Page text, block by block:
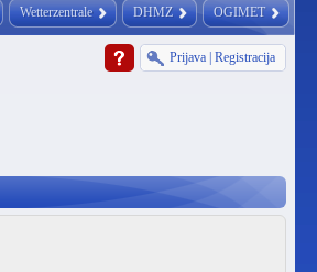
Wetterzentrale DHMZ OGIMET
Prijava Registracija